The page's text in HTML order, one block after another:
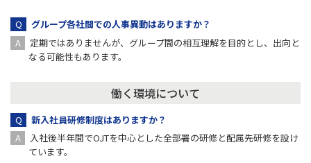
グループ各社間での人事異動はありますか？
定期ではありませんが、グループ間の相互理解を目的とし、出向と
なる可能性もあります。
働く環境について
新入社員研修制度はありますか？
入社後半年間でOJTを中心とした全部署の研修と配属先研修を設け
ています。